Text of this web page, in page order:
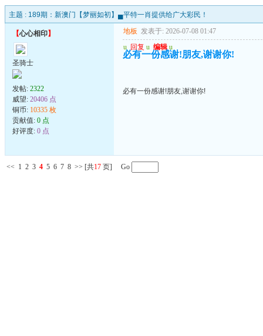
主题 : 189期：新澳门【梦丽如初】▄平特一肖提供给广大彩民！
【心心相印】
圣骑士
发帖: 2322
威望: 20406 点
铜币: 10335 枚
贡献值: 0 点
好评度: 0 点
地板 发表于: 2026-07-08 01:47
u 回复 u 编辑 u
必有一份感谢!朋友,谢谢你!
必有一份感谢!朋友,谢谢你!
<< 1 2 3 4 5 6 7 8 >> [共17 页] Go